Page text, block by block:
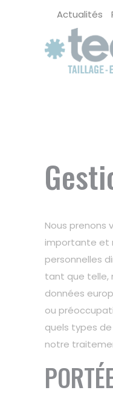
Actualités
Nous prenons
importante et
personnelles
tant que telle,
données
ou
quels types
notre